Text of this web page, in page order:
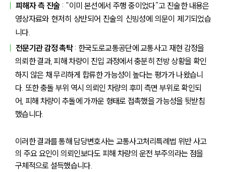
피해자 측 진술 : “이미 본선에서 주행 중이었다”고 진술한 내용은
영상자료와 현저히 상반되어 진술의 신빙성에 의문이 제기되었습
니다.
전문기관 감정 촉탁 : 한국도로교통공단에 교통사고 재현 감정을
의뢰한 결과, 피해 차량이 진입 과정에서 충분히 전방 상황을 확인
하지 않은 채 무리하게 합류한 가능성이 높다는 평가가 나왔습니
다. 또한 충돌 부위 역시 의뢰인 차량의 후미 측면 부위로 확인되
어, 피해 차량이 추돌에 가까운 형태로 접촉했을 가능성을 뒷받침
했습니다.
이러한 결과를 통해 담당변호사는 교통사고처리특례법 위반 사고
의 주요 요인이 의뢰인보다도 피해 차량의 운전 부주의라는 점을
구체적으로 설득했습니다.